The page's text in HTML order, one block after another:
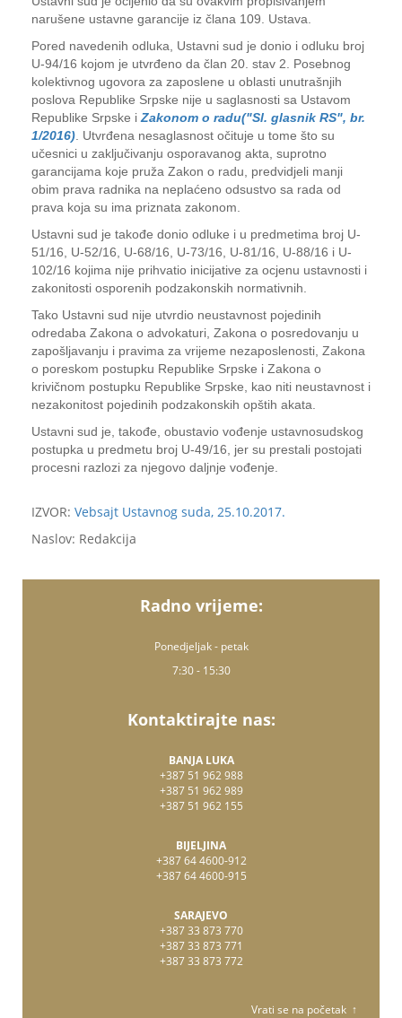
narušene ustavne garancije iz člana 109. Ustava.
Pored navedenih odluka, Ustavni sud je donio i odluku broj
U-94/16 kojom je utvrđeno da član 20. stav 2. Posebnog
kolektivnog ugovora za zaposlene u oblasti unutrašnjih
poslova Republike Srpske nije u saglasnosti sa Ustavom
Republike Srpske i Zakonom o radu("Sl. glasnik RS", br.
1/2016) . Utvrđena nesaglasnost očituje u tome što su
učesnici u zaključivanju osporavanog akta, suprotno
garancijama koje pruža Zakon o radu, predvidjeli manji
obim prava radnika na neplaćeno odsustvo sa rada od
prava koja su ima priznata zakonom.
Ustavni sud je takođe donio odluke i u predmetima broj U-
51/16, U-52/16, U-68/16, U-73/16, U-81/16, U-88/16 i U-
102/16 kojima nije prihvatio inicijative za ocjenu ustavnosti i
zakonitosti osporenih podzakonskih normativnih.
Tako Ustavni sud nije utvrdio neustavnost pojedinih
odredaba Zakona o advokaturi, Zakona o posredovanju u
zapošljavanju i pravima za vrijeme nezaposlenosti, Zakona
o poreskom postupku Republike Srpske i Zakona o
krivičnom postupku Republike Srpske, kao niti neustavnost i
nezakonitost pojedinih podzakonskih opštih akata.
Ustavni sud je, takođe, obustavio vođenje ustavnosudskog
postupka u predmetu broj U-49/16, jer su prestali postojati
procesni razlozi za njegovo daljnje vođenje.
IZVOR: Vebsajt Ustavnog suda, 25.10.2017.
Naslov: Redakcija
Radno vrijeme:
Ponedjeljak - petak
7:30 - 15:30
Kontaktirajte nas:
BANJA LUKA
+387 51 962 988
+387 51 962 989
+387 51 962 155
BIJELJINA
+387 64 4600-912
+387 64 4600-915
SARAJEVO
+387 33 873 770
+387 33 873 771
+387 33 873 772
Vrati se na početak ↑